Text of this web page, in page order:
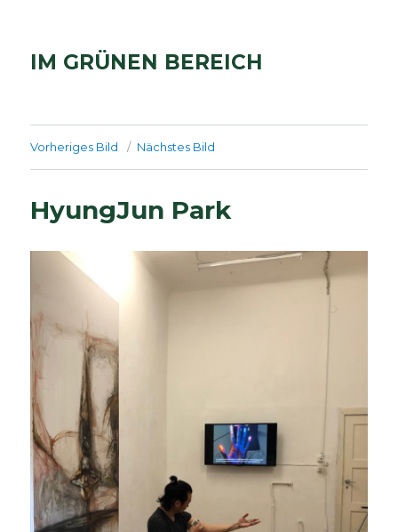
IM GRÜNEN BEREICH
Vorheriges Bild Nächstes Bild
HyungJun Park